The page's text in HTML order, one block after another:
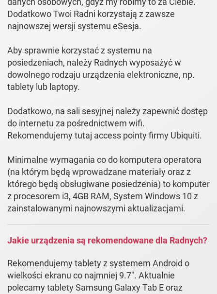
Dodatkowo Twoi Radni korzystają z zawsze
najnowszej wersji systemu eSesja.
Aby sprawnie korzystać z systemu na
posiedzeniach, należy Radnych wyposażyć w
dowolnego rodzaju urządzenia elektroniczne, np.
tablety lub laptopy.
Dodatkowo, na sali sesyjnej należy zapewnić dostęp
do internetu za pośrednictwem wifi.
Rekomendujemy tutaj access pointy firmy Ubiquiti.
Minimalne wymagania co do komputera operatora
(na którym będą wprowadzane materiały oraz z
którego będą obsługiwane posiedzenia) to komputer
z procesorem i3, 4GB RAM, System Windows 10 z
zainstalowanymi najnowszymi aktualizacjami.
Jakie urządzenia są rekomendowane dla Radnych?
Rekomendujemy tablety z systemem Android o
wielkości ekranu co najmniej 9.7". Aktualnie
polecamy tablety Samsung Galaxy Tab E oraz